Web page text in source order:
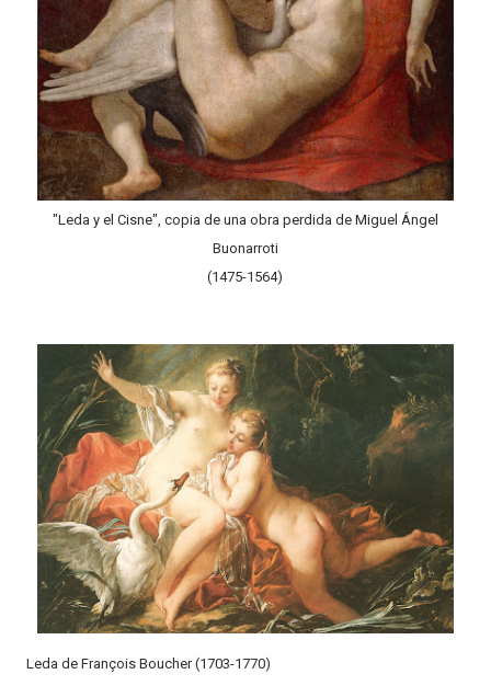
"Leda y el Cisne", copia de una obra perdida de Miguel Ángel
Buonarroti
(1475-1564)
Leda de François Boucher (1703-1770)